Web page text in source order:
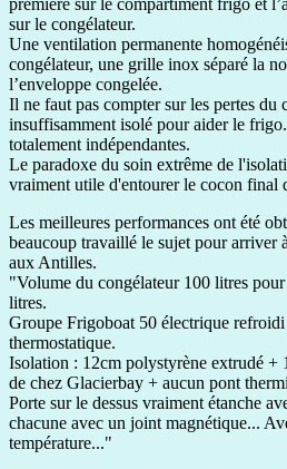
sur le congélateur.
Une ventilation permanente
congélateur, une grille inox séparé la
l’enveloppe congelée.
Il ne faut pas compter sur les pertes du
insuffisamment isolé pour aider le
totalement indépendantes.
Le paradoxe du soin extrême de
vraiment utile d'entourer le cocon final
Les meilleures performances ont été
beaucoup travaillé le sujet pour arriver
aux Antilles.
"Volume du congélateur 100 litres
litres.
Groupe Frigoboat 50 électrique refroidi
thermostatique.
Isolation : 12cm polystyrène extrudé +
de chez Glacierbay + aucun pont
Porte sur le dessus vraiment étanche
chacune avec un joint magnétique...
température..."